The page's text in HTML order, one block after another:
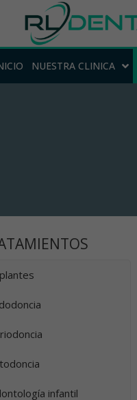
NUESTRA CLINICA
infantil